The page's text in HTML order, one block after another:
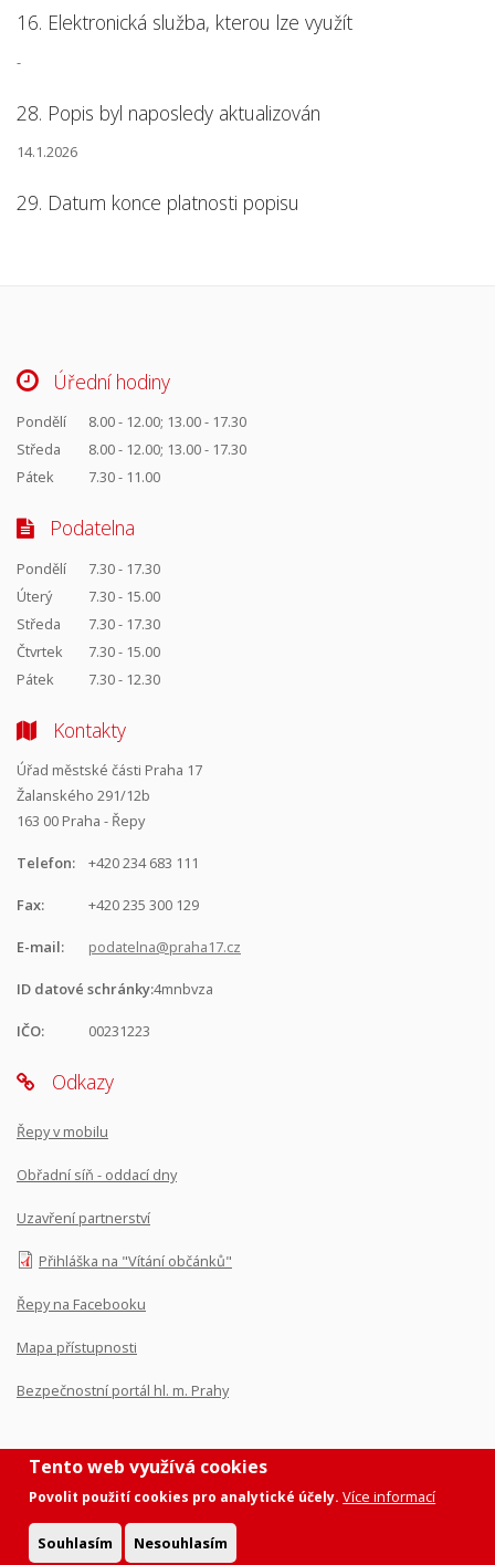
Tento web využívá cookies
Povolit použití cookies pro analytické účely. Více informací
Souhlasím Nesouhlasím
16. Elektronická služba, kterou lze využít
-
28. Popis byl naposledy aktualizován
14.1.2026
29. Datum konce platnosti popisu
Úřední hodiny
Pondělí
8.00 - 12.00; 13.00 - 17.30
Středa
8.00 - 12.00; 13.00 - 17.30
Pátek
7.30 - 11.00
Podatelna
Pondělí
7.30 - 17.30
Úterý
7.30 - 15.00
Středa
7.30 - 17.30
Čtvrtek
7.30 - 15.00
Pátek
7.30 - 12.30
Kontakty
Úřad městské části Praha 17
Žalanského 291/12b
163 00 Praha - Řepy
Telefon: +420 234 683 111
Fax: +420 235 300 129
E-mail: podatelna@praha17.cz
ID datové schránky:4mnbvza
IČO: 00231223
Odkazy
Řepy v mobilu
Obřadní síň - oddací dny
Uzavření partnerství
Přihláška na "Vítání občánků"
Řepy na Facebooku
Mapa přístupnosti
Bezpečnostní portál hl. m. Prahy
Prohlášení o přístupnosti | Ochrana osobních údajů|Nastavení
cookies